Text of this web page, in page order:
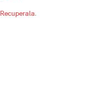
Recuperala.